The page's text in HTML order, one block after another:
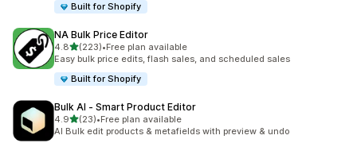
Built for Shopify
NA Bulk Price Editor
4.85つ星中
(223)
合計レビュー数：223件
•Free plan available
Easy bulk price edits, flash sales, and scheduled sales
Built for Shopify
Bulk AI ‑ Smart Product Editor
4.95つ星中
(23)
合計レビュー数：23件
•Free plan available
AI Bulk edit products & metafields with preview & undo